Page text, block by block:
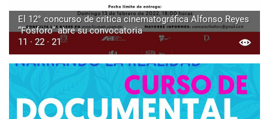
El 12° concurso de crítica cinematográfica Alfonso Reyes
“Fósforo” abre su convocatoria
11 · 22 · 21